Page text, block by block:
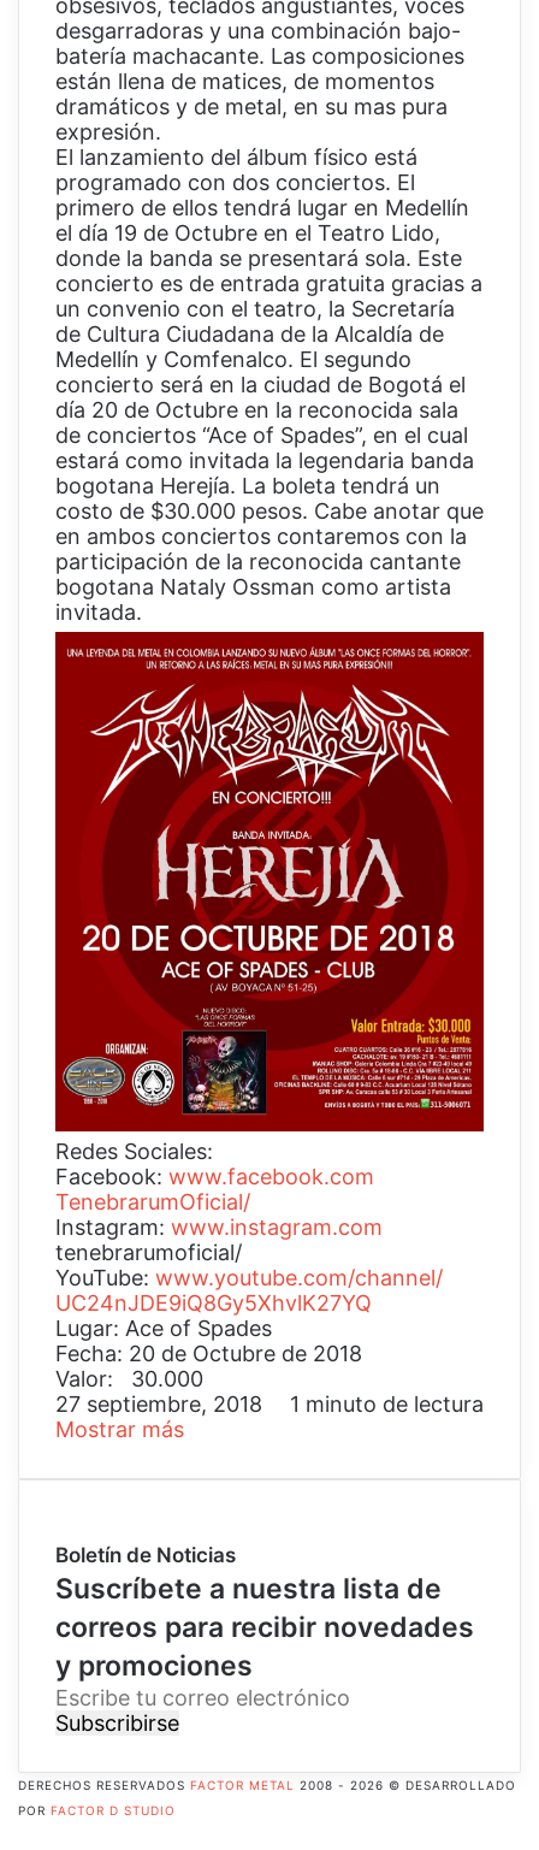
obsesivos, teclados angustiantes, voces
desgarradoras y una combinación bajo-
batería machacante. Las composiciones
están llena de matices, de momentos
dramáticos y de metal, en su mas pura
expresión.
El lanzamiento del álbum físico está
programado con dos conciertos. El
primero de ellos tendrá lugar en Medellín
el día 19 de Octubre en el Teatro Lido,
donde la banda se presentará sola. Este
concierto es de entrada gratuita gracias a
un convenio con el teatro, la Secretaría
de Cultura Ciudadana de la Alcaldía de
Medellín y Comfenalco. El segundo
concierto será en la ciudad de Bogotá el
día 20 de Octubre en la reconocida sala
de conciertos “Ace of Spades”, en el cual
estará como invitada la legendaria banda
bogotana Herejía. La boleta tendrá un
costo de $30.000 pesos. Cabe anotar que
en ambos conciertos contaremos con la
participación de la reconocida cantante
bogotana Nataly Ossman como artista
invitada.
Redes Sociales:
Facebook: www.facebook.com
TenebrarumOficial/
Instagram: www.instagram.com
tenebrarumoficial/
YouTube: www.youtube.com/channel/
UC24nJDE9iQ8Gy5XhvlK27YQ
Lugar: Ace of Spades
Fecha: 20 de Octubre de 2018
Valor: 30.000
27 septiembre, 2018
1 minuto de lectura
Mostrar más
Boletín de Noticias
Suscríbete a nuestra lista de
correos para recibir novedades
y promociones
E
s
r
i
b
DERECHOS RESERVADOS FACTOR METAL
2008 - 2026 © DESARROLLADO
POR FACTOR D STUDIO